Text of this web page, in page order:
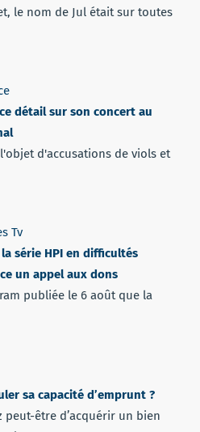
le nom de Jul était sur toutes
détail sur son concert au
d'accusations de viols et
Tv
série HPI en difficultés
un appel aux dons
publiée le 6 août que la
sa capacité d’emprunt ?
peut-être d’acquérir un bien